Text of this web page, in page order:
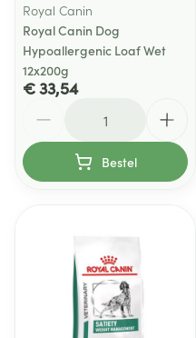
Royal Canin
Royal Canin Dog
Hypoallergenic Loaf Wet
12x200g
€ 33,54
Bestel